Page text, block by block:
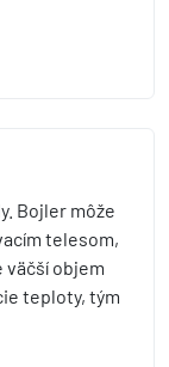
Bojler môže
telesom,
väčší objem
teploty, tým